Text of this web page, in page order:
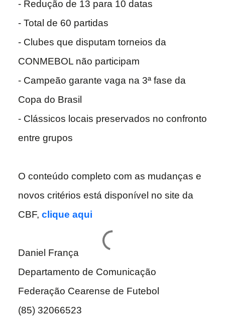
- Redução de 13 para 10 datas
- Total de 60 partidas
- Clubes que disputam torneios da
CONMEBOL não participam
- Campeão garante vaga na 3ª fase da
Copa do Brasil
- Clássicos locais preservados no confronto
entre grupos
O conteúdo completo com as mudanças e
novos critérios está disponível no site da
CBF, clique aqui
Daniel França
Departamento de Comunicação
Federação Cearense de Futebol
(85) 32066523